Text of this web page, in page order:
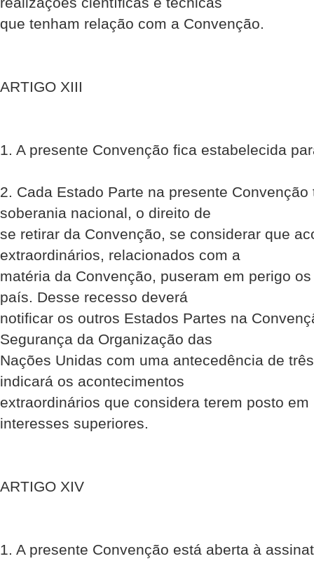
que tenham relação com a Convenção.
ARTIGO XIII
1. A presente Convenção fica estabelecida
2. Cada Estado Parte na presente
soberania nacional, o direito de
se retirar da Convenção, se considerar que
extraordinários, relacionados com a
matéria da Convenção, puseram em perigo
país. Desse recesso deverá
notificar os outros Estados Partes na
Segurança da Organização das
Nações Unidas com uma antecedência de
indicará os acontecimentos
extraordinários que considera terem posto
interesses superiores.
ARTIGO XIV
1. A presente Convenção está aberta à